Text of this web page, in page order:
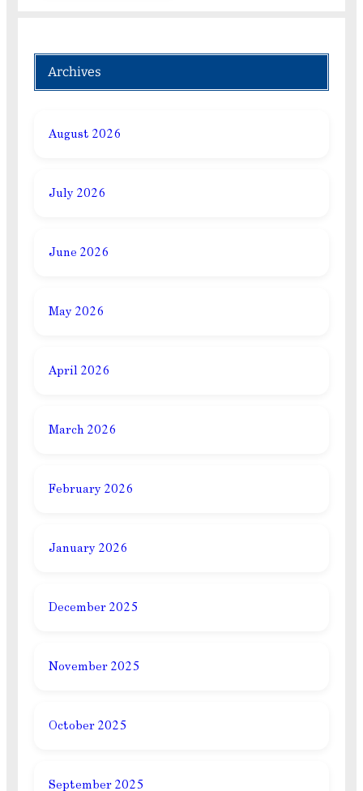
Archives
August 2026
July 2026
June 2026
May 2026
April 2026
March 2026
February 2026
January 2026
December 2025
November 2025
October 2025
September 2025